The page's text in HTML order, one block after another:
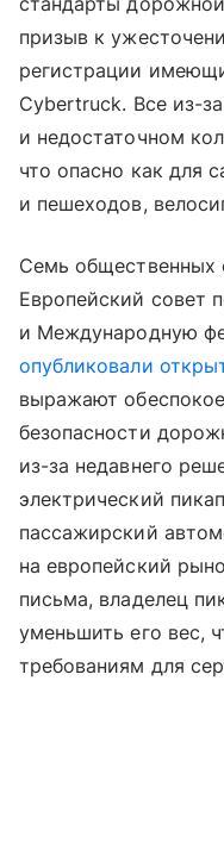
призыв к
регистрации
Cybertruck. Все из-
и недостаточном
что опасно как для
и пешеходов,
Семь общественных
Европейский совет
и Международную
опубликовали
выражают
безопасности
из-за недавнего
электрический
пассажирский
на европейский
письма, владелец
уменьшить его вес,
требованиям для